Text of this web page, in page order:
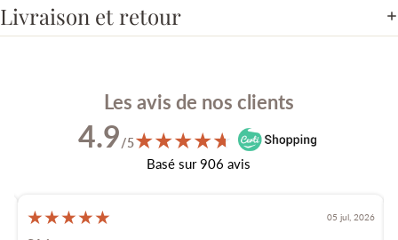
Livraison et retour
Les avis de nos clients
4.9/5★★★★★
★
Basé sur 906 avis
★★★★★ 05 jul, 2026